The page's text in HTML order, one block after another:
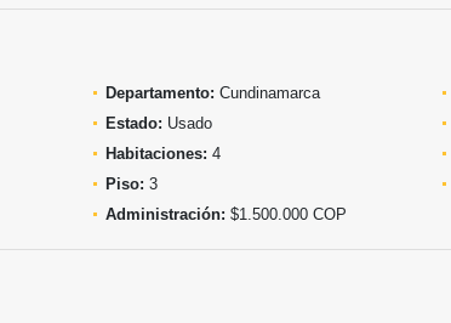
Departamento: Cundinamarca
Estado: Usado
Habitaciones: 4
Piso: 3
Administración: $1.500.000 COP